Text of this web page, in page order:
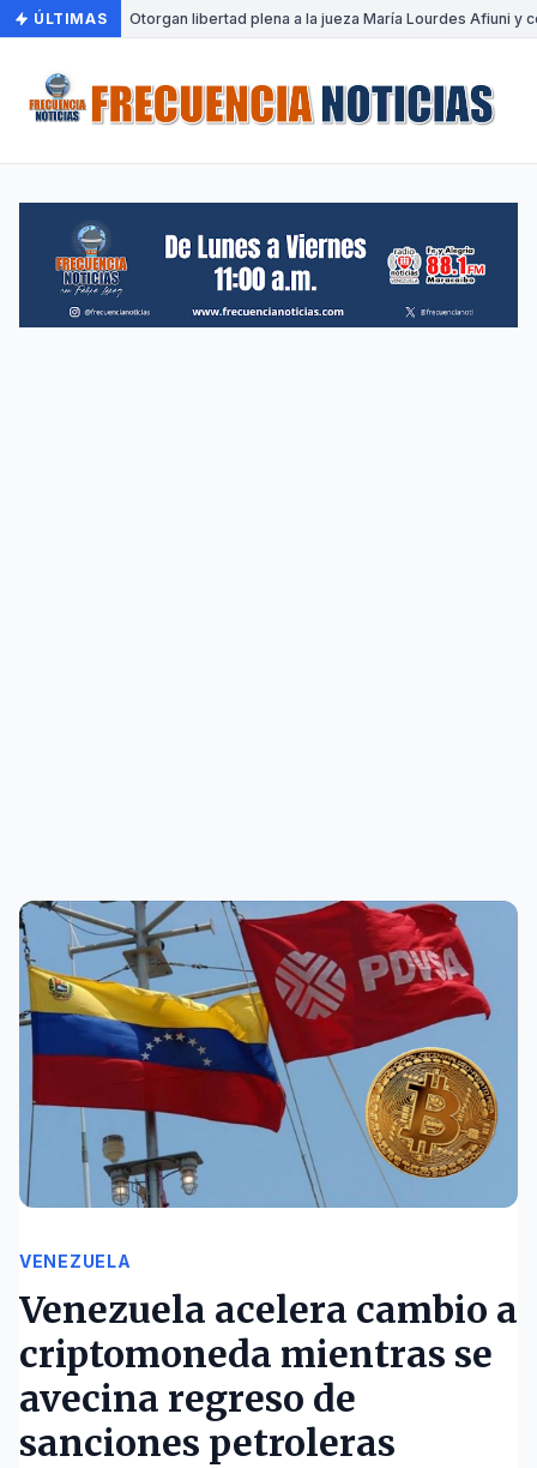
ÚLTIMAS• Otorgan libertad plena a la jueza María Lourdes Afiuni y
VENEZUELA
Venezuela acelera cambio a
criptomoneda mientras se
avecina regreso de
sanciones petroleras